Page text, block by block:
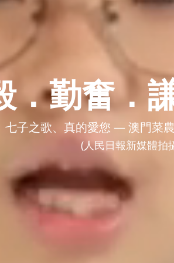
．勤奮．
七子之歌、真的愛您 — 澳門菜
(人民日報新媒體拍